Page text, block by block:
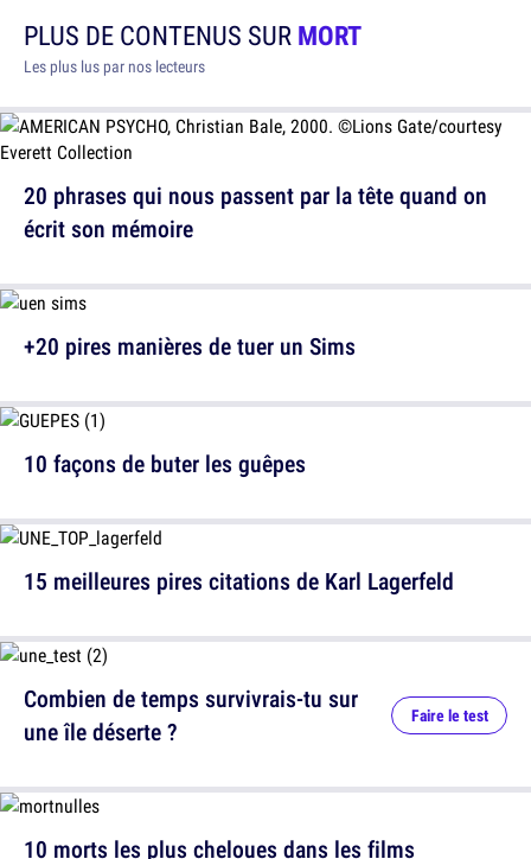
PLUS DE CONTENUS SURMORT
Les plus lus par nos lecteurs
20 phrases qui nous passent par la tête quand on
écrit son mémoire
10 façons de buter les guêpes
Combien de temps survivrais-tu sur
une île déserte ?
Faire le test
+20 pires manières de tuer un Sims
15 meilleures pires citations de Karl Lagerfeld
10 morts les plus cheloues dans les films